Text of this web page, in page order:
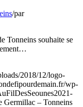
/par
Tonneins souhaite se
2018/12/logo-
wp-
2021-
Germillac – Tonneins